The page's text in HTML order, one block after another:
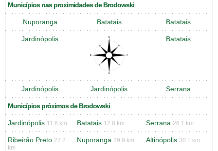
Municípios nas proximidades de Brodowski
Nuporanga Batatais Batatais
Jardinópolis Batatais
Jardinópolis Jardinópolis Serrana
Municípios próximos de Brodowski
Jardinópolis 11.6 km Batatais 12.8 km Serrana 26.1 km
Ribeirão Preto 27.2
km
Nuporanga 29.9 km Altinópolis 30.1 km